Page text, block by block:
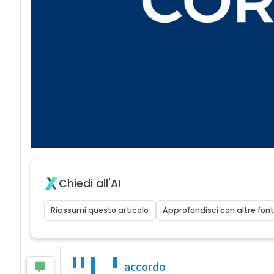
Chiedi all'AI
Riassumi questo articolo Approfondisci con altre
accordo